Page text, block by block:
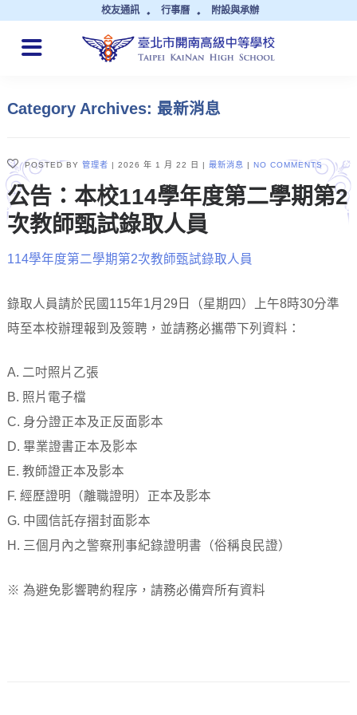
校友通訊 行事曆 附設與承辦
QUICK LINKS
Category Archives: 最新消息
POSTED BY 管理者 2026 年 1 月 22 日 最新消息 NO COMMENTS
公告：本校114學年度第二學期第2
次教師甄試錄取人員
114學年度第二學期第2次教師甄試錄取人員
錄取人員請於民國115年1月29日（星期四）上午8時30分準
時至本校辦理報到及簽聘，並請務必攜帶下列資料：
A. 二吋照片乙張
B. 照片電子檔
C. 身分證正本及正反面影本
D. 畢業證書正本及影本
E. 教師證正本及影本
F. 經歷證明（離職證明）正本及影本
G. 中國信託存摺封面影本
H. 三個月內之警察刑事紀錄證明書（俗稱良民證）
※ 為避免影響聘約程序，請務必備齊所有資料